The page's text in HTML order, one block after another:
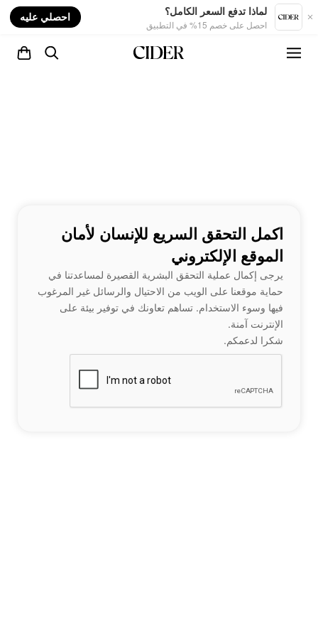
لماذا تدفع السعر الكامل؟
احصل على خصم 15% في التطبيق
احصلي عليه
اكمل التحقق السريع للإنسان لأمان
الموقع الإلكتروني
يرجى إكمال عملية التحقق البشرية القصيرة لمساعدتنا في
حماية موقعنا على الويب من الاحتيال والرسائل غير المرغوب
فيها وسوء الاستخدام. تساهم تعاونك في توفير بيئة على
الإنترنت آمنة.
شكرا لدعمكم.